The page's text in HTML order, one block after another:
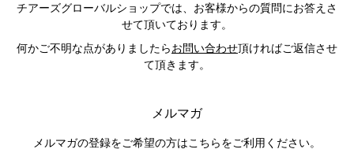
チアーズグローバルショップでは、お客様からの質問にお答えさ
せて頂いております。
何かご不明な点がありましたらお問い合わせ頂ければご返信させ
て頂きます。
メルマガ
メルマガの登録をご希望の方はこちらをご利用ください。